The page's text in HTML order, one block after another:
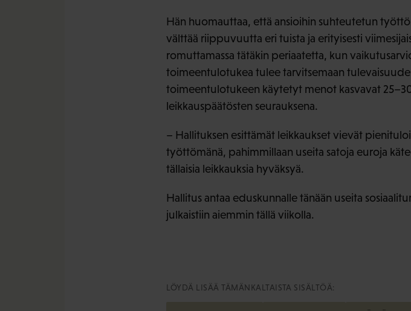
Hän huomauttaa, että ansioihin suhteutetun
välttää riippuvuutta eri tuista ja erityisesti
romuttamassa tätäkin periaatetta, kun
toimeentulotukea tulee tarvitsemaan
toimeentulotukeen käytetyt menot kasvavat
leikkauspäätösten seurauksena.
– Hallituksen esittämät leikkaukset vievät
työttömänä, pahimmillaan useita satoja euroja
tällaisia leikkauksia hyväksyä.
Hallitus antaa eduskunnalle tänään useita
julkaistiin aiemmin tällä viikolla.
LÖYDÄ LISÄÄ TÄMÄNKALTAISTA SISÄLTÖÄ: